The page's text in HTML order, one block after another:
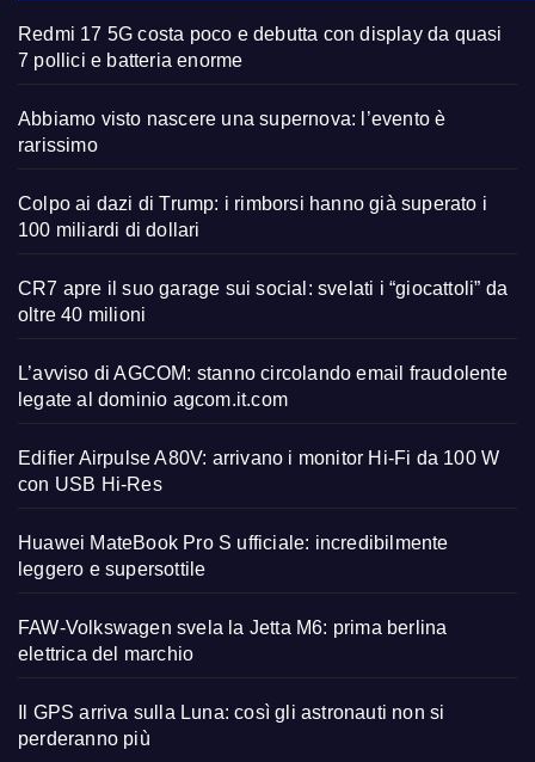
Redmi 17 5G costa poco e debutta con display da quasi
7 pollici e batteria enorme
Abbiamo visto nascere una supernova: l’evento è
rarissimo
Colpo ai dazi di Trump: i rimborsi hanno già superato i
100 miliardi di dollari
CR7 apre il suo garage sui social: svelati i “giocattoli” da
oltre 40 milioni
L’avviso di AGCOM: stanno circolando email fraudolente
legate al dominio agcom.it.com
Edifier Airpulse A80V: arrivano i monitor Hi-Fi da 100 W
con USB Hi-Res
Huawei MateBook Pro S ufficiale: incredibilmente
leggero e supersottile
FAW-Volkswagen svela la Jetta M6: prima berlina
elettrica del marchio
Il GPS arriva sulla Luna: così gli astronauti non si
perderanno più